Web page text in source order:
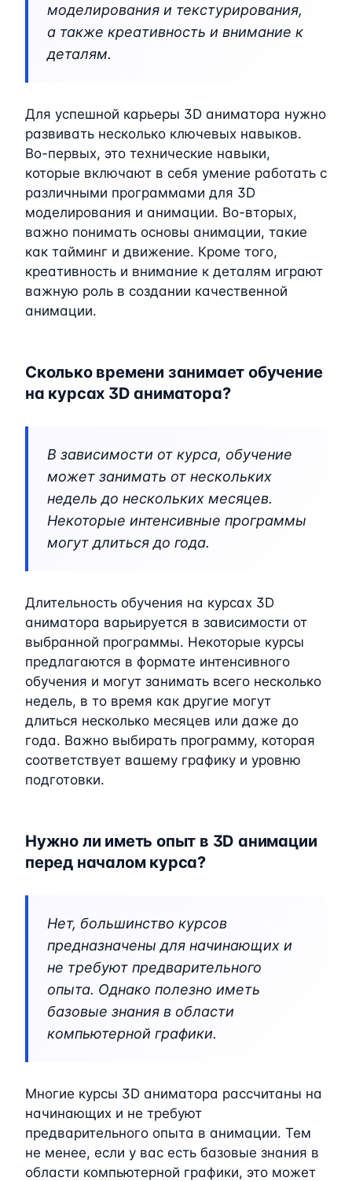
моделирования и текстурирования,
а также креативность и внимание к
деталям.
Для успешной карьеры 3D аниматора нужно
развивать несколько ключевых навыков.
Во-первых, это технические навыки,
которые включают в себя умение работать с
различными программами для 3D
моделирования и анимации. Во-вторых,
важно понимать основы анимации, такие
как тайминг и движение. Кроме того,
креативность и внимание к деталям играют
важную роль в создании качественной
анимации.
Сколько времени занимает обучение
на курсах 3D аниматора?
В зависимости от курса, обучение
может занимать от нескольких
недель до нескольких месяцев.
Некоторые интенсивные программы
могут длиться до года.
Длительность обучения на курсах 3D
аниматора варьируется в зависимости от
выбранной программы. Некоторые курсы
предлагаются в формате интенсивного
обучения и могут занимать всего несколько
недель, в то время как другие могут
длиться несколько месяцев или даже до
года. Важно выбирать программу, которая
соответствует вашему графику и уровню
подготовки.
Нужно ли иметь опыт в 3D анимации
перед началом курса?
Нет, большинство курсов
предназначены для начинающих и
не требуют предварительного
опыта. Однако полезно иметь
базовые знания в области
компьютерной графики.
Многие курсы 3D аниматора рассчитаны на
начинающих и не требуют
предварительного опыта в анимации. Тем
не менее, если у вас есть базовые знания в
области компьютерной графики, это может